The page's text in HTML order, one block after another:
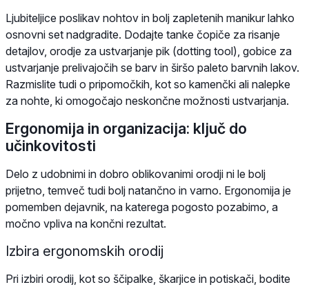
Ljubiteljice poslikav nohtov in bolj zapletenih manikur lahko
osnovni set nadgradite. Dodajte tanke čopiče za risanje
detajlov, orodje za ustvarjanje pik (dotting tool), gobice za
ustvarjanje prelivajočih se barv in širšo paleto barvnih lakov.
Razmislite tudi o pripomočkih, kot so kamenčki ali nalepke
za nohte, ki omogočajo neskončne možnosti ustvarjanja.
Ergonomija in organizacija: ključ do
učinkovitosti
Delo z udobnimi in dobro oblikovanimi orodji ni le bolj
prijetno, temveč tudi bolj natančno in varno. Ergonomija je
pomemben dejavnik, na katerega pogosto pozabimo, a
močno vpliva na končni rezultat.
Izbira ergonomskih orodij
Pri izbiri orodij, kot so ščipalke, škarjice in potiskači, bodite